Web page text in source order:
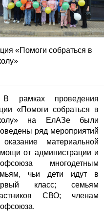
«Помоги собраться в
В рамках проведения
«Помоги собраться в
на ЕлАЗе были
ряд мероприятий
материальной
от администрации и
многодетным
чьи дети идут в
класс; семьям
СВО; членам